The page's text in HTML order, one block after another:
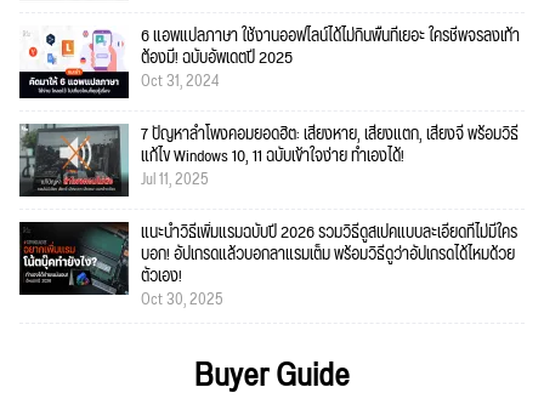
6 แอพแปลภาษา ใช้งานออฟไลน์ได้ไม่กินพื้นที่เยอะ ใครชีพจรลงเท้า
ต้องมี! ฉบับอัพเดตปี 2025
Oct 31, 2024
7 ปัญหาลำโพงคอมยอดฮิต: เสียงหาย, เสียงแตก, เสียงจี่ พร้อมวิธี
แก้ไข Windows 10, 11 ฉบับเข้าใจง่าย ทำเองได้!
Jul 11, 2025
แนะนำวิธีเพิ่มแรมฉบับปี 2026 รวมวิธีดูสเปคแบบละเอียดที่ไม่มีใคร
บอก! อัปเกรดแล้วบอกลาแรมเต็ม พร้อมวิธีดูว่าอัปเกรดได้ไหมด้วย
ตัวเอง!
Oct 30, 2025
Buyer Guide